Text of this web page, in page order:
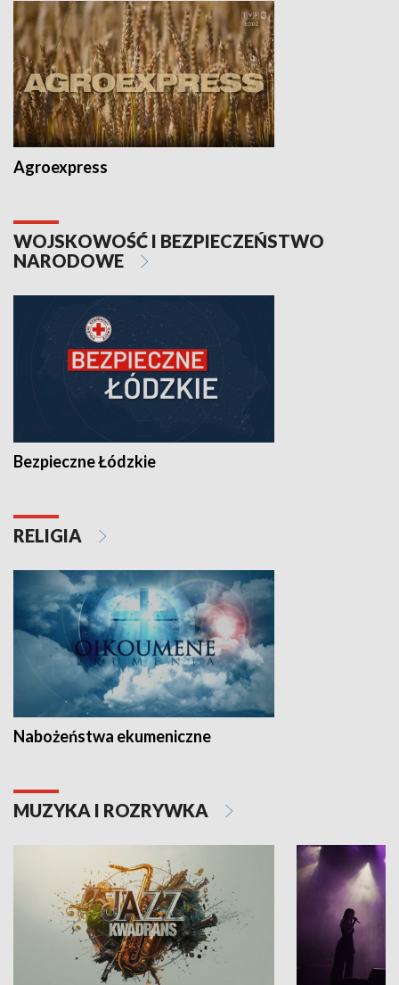
Agroexpress
WOJSKOWOŚĆ I BEZPIECZEŃSTWO
NARODOWE
Bezpieczne Łódzkie
RELIGIA
Nabożeństwa ekumeniczne
MUZYKA I ROZRYWKA